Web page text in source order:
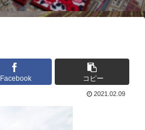
Facebook コピー
2021.02.09